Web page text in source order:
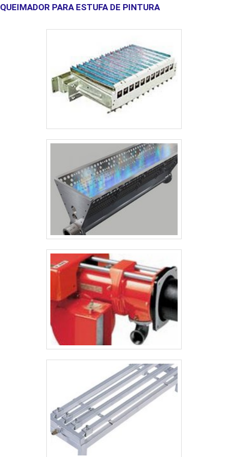
descarga, e a conexão com a rede elétrica ou de ventilação, se
planejamento e o projeto até a execução e os testes de qualidade.
O aço carbono, com suas qualidades de resistência e custo
acessível, é uma escolha popular para a construção desses
equipamentos, garantindo que os silos sejam seguros, eficientes e
elétrico, como ar comprimido, argônio, hidrogênio nitrogênio,
circuito elétrico.A máquina de corte de plasma portátil tem utilidade
operacionais, um ponto de extrema importância para segmentos
como fabricantes de mesas CNC ou cortes manuais para
montagens industriais ou tubos.Quanto em processos que não
exigem precisão como são os casos de ferros velhos em que só é
necessário desmembrar peças com agilidade, segurança e
versatilidade e entre outros.As experiências acumuladas
demonstram que é altamente utilizado por características como
alta qualidade e eficiência, características que torna o uso de
grande valia, em vários setores e segmentos o uso é
indispensável. Os principais diferenciais do produto estão na lista
abaixo:Redução do risco de deformação;Grande velocidade de
corte;Mais economia em relação ao gás aplicável.A EMPRESA
CERTA DE MÁQUINA DE CORTE DE PLASMA PORTÁTILSomente
na Plurimáquinas existe variedade e qualidade quando o assunto
for venda e manutenção de máquinas de solda e acessórios. E
pensando no cliente, além de toda qualidade e tecnologia, ainda
oferece as melhores condições de pagamento do mercado e
cartão de crédito e débito..
QUEIMADOR PARA ESTUFA DE PINTURA